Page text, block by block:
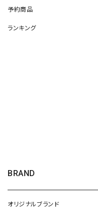
予約商品
ランキング
BRAND
オリジナルブランド